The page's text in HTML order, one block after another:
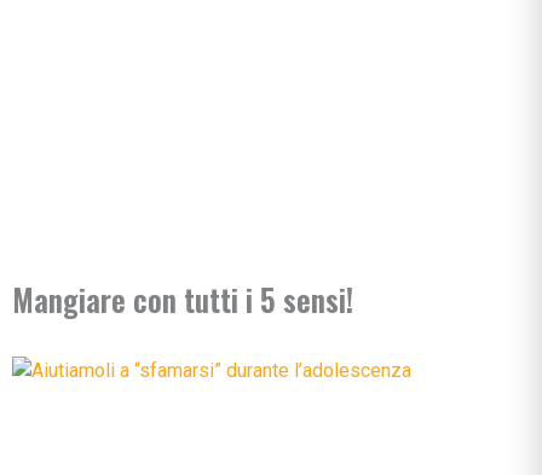
Mangiare con tutti i 5 sensi!